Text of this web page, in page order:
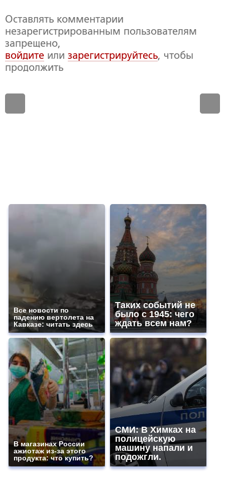
Оставлять комментарии
незарегистрированным пользователям
запрещено,
войдите или зарегистрируйтесь, чтобы
продолжить
Все новости по
падению вертолета на
Кавказе: читать здесь
Таких событий не
было с 1945: чего
ждать всем нам?
В магазинах России
ажиотаж из-за этого
продукта: что купить?
СМИ: В Химках на
полицейскую
машину напали и
подожгли.